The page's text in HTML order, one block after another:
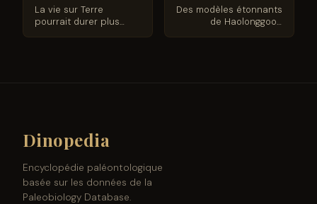
La vie sur Terre
pourrait durer plus
Des modèles étonnants
de Haolonggood
Dinopedia
Encyclopédie paléontologique
basée sur les données de la
Paleobiology Database.